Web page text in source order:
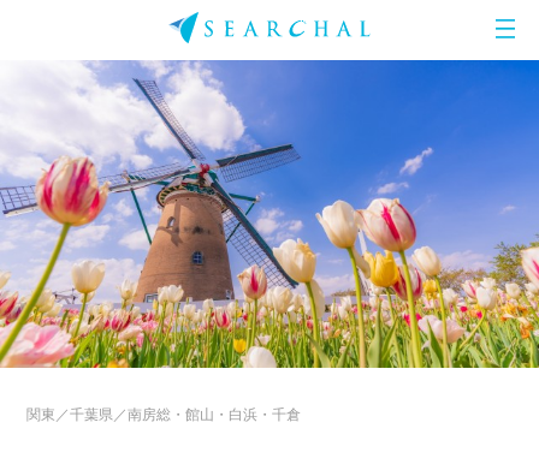
関東 千葉県 南房総・館山・白浜・千倉